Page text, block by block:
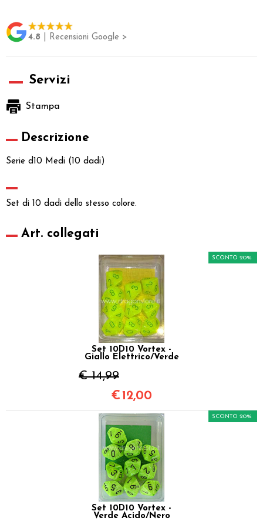
4.8 | Recensioni Google >
Servizi
Stampa
Descrizione
Serie d10 Medi (10 dadi)
Set di 10 dadi dello stesso colore.
Art. collegati
Set 10D10 Vortex -
Giallo Elettrico/Verde
€ 14,99
SCONTO 20%
€ 12,00
Set 10D10 Vortex -
Verde Acido/Nero
SCONTO 20%